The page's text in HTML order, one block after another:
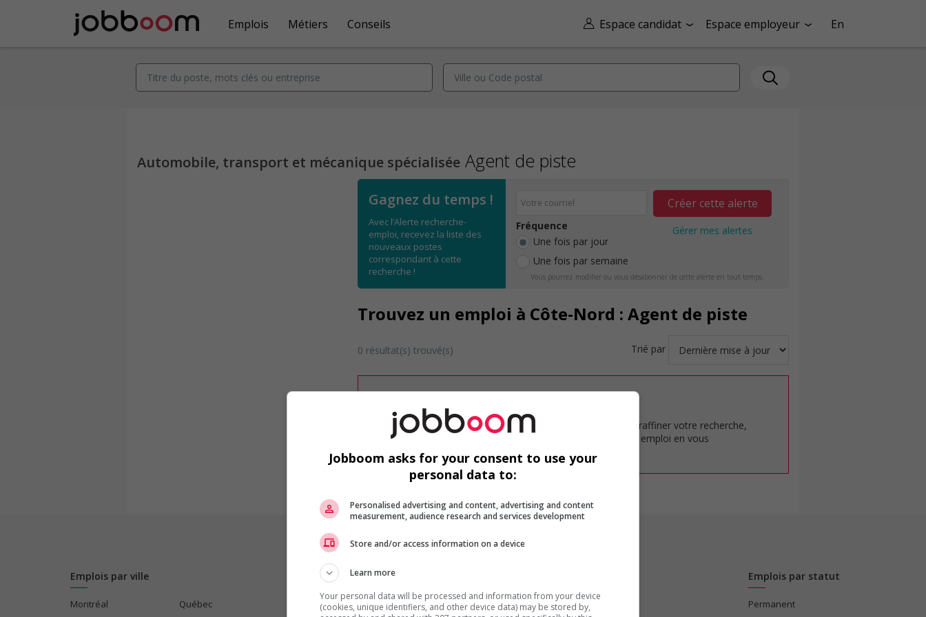
Espace candidat Espace employeur En
Emplois Métiers Conseils
Automobile, transport et mécanique spécialisée Agent de piste
Gagnez du temps !
Avec l’Alerte recherche-
emploi, recevez la liste des
nouveaux postes
correspondant à cette
recherche !
Fréquence
Une fois par jour
Une fois par semaine
Créer cette alerte
Gérer mes alertes
Vous pourrez modifier ou vous désabonner de cette alerte en tout temps.
Trouvez un emploi à Côte-Nord : Agent de piste
0 résultat(s) trouvé(s) Trié par
Désolé, cette recherche n'a produit aucun résultat.
Veuillez faire une nouvelle recherche.
Vous pouvez en tout temps utiliser nos outils pour raffiner votre recherche,
ou chercher un poste selon votre profil d'intérêt en emploi en vous
inscrivant
comme membre Jobboom.
Emplois par ville
Montréal
Québec
Emplois par secteur
Arts et métiers de la mode Automobile et transport
Emplois par statut
Permanent
Jobboom asks for your consent to use your
personal data to:
Personalised advertising and content, advertising and content
measurement, audience research and services development
Store and/or access information on a device
Learn more
Your personal data will be processed and information from your device
(cookies, unique identifiers, and other device data) may be stored by,